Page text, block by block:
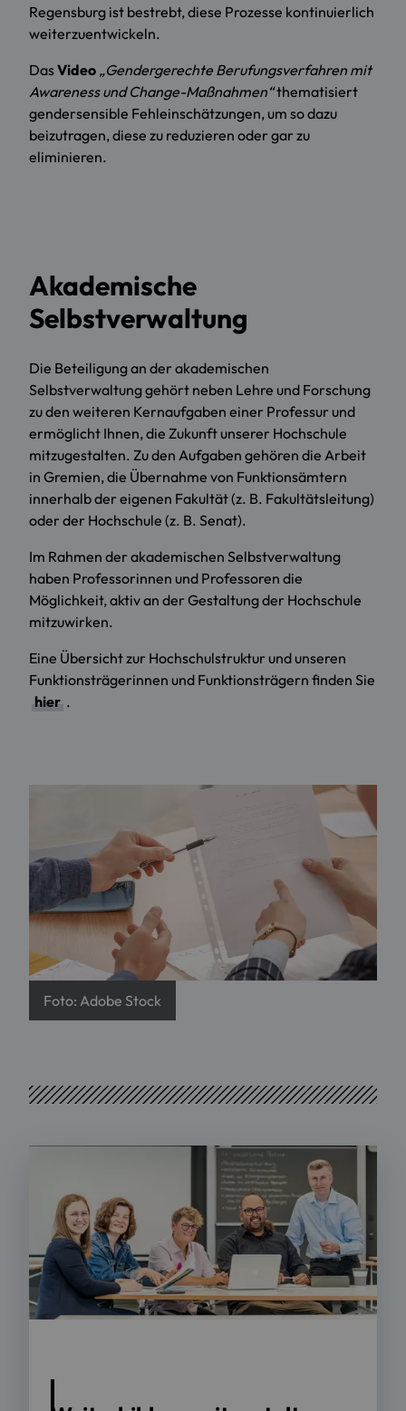
Regensburg ist bestrebt, diese Prozesse kontinuierlich
weiterzuentwickeln.
DasVideo „Gendergerechte Berufungsverfahren mit
Awareness und Change-Maßnahmen“thematisiert
gendersensible Fehleinschätzungen, um so dazu
beizutragen, diese zu reduzieren oder gar zu
eliminieren.
Akademische
Selbstverwaltung
Die Beteiligung an der akademischen
Selbstverwaltung gehört neben Lehre und Forschung
zu den weiteren Kernaufgaben einer Professur und
ermöglicht Ihnen, die Zukunft unserer Hochschule
mitzugestalten. Zu den Aufgaben gehören die Arbeit
in Gremien, die Übernahme von Funktionsämtern
innerhalb der eigenen Fakultät (z. B. Fakultätsleitung)
oder der Hochschule (z. B. Senat).
Im Rahmen der akademischen Selbstverwaltung
haben Professorinnen und Professoren die
Möglichkeit, aktiv an der Gestaltung der Hochschule
mitzuwirken.
Eine Übersicht zur Hochschulstruktur und unseren
Funktionsträgerinnen und Funktionsträgern finden Sie
hier .
Foto: Adobe Stock